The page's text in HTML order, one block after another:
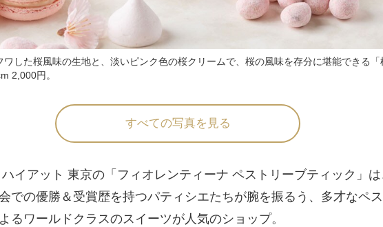
ワした桜風味の生地と、淡いピンク色の桜クリームで、桜の風味を存分に堪能できる「
2,000円。
すべての写真を見る
イアット 東京の「フィオレンティーナ ペストリーブティック」
での優勝＆受賞歴を持つパティシエたちが腕を振るう、多才なペ
るワールドクラスのスイーツが人気のショップ。